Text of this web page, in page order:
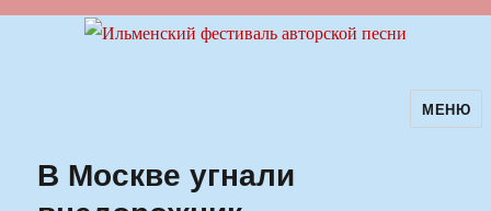
Ильменский фестиваль авторскойМЕНЮ
В Москве угнали